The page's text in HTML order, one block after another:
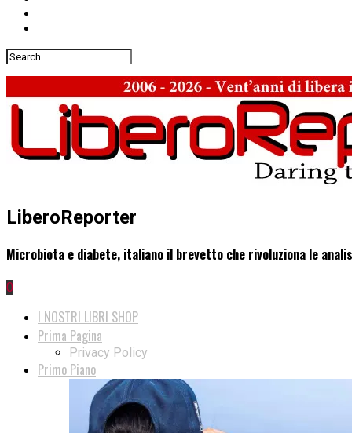
LiberoReporter
Microbiota e diabete, italiano il brevetto che rivoluziona le
0
I NOSTRI LIBRI SHOP
Prima Pagina
Privacy Policy
Primo Piano